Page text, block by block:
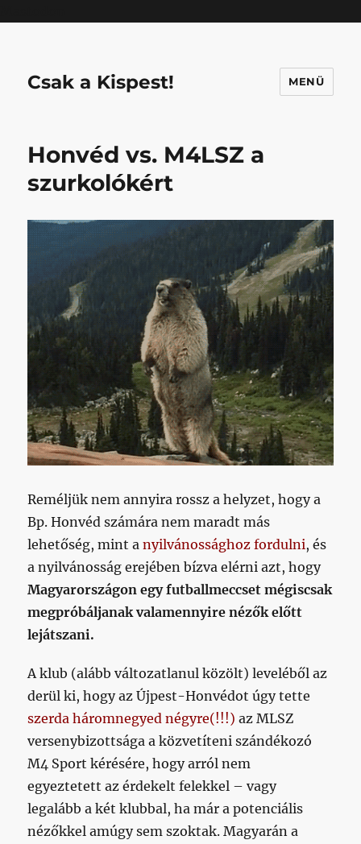
Csak a Kispest! MENÜ
Honvéd vs. M4LSZ a
szurkolókért
Reméljük nem annyira rossz a helyzet, hogy a
Bp. Honvéd számára nem maradt más
lehetőség, mint anyilvánossághoz fordulni, és
a nyilvánosság erejében bízva elérni azt, hogy
Magyarországon egy futballmeccset mégiscsak
megpróbáljanak valamennyire nézők előtt
lejátszani.
A klub (alább változatlanul közölt) leveléből az
derül ki, hogy az Újpest-Honvédot úgy tette
szerda háromnegyed négyre(!!!) az MLSZ
versenybizottsága a közvetíteni szándékozó
M4 Sport kérésére, hogy arról nem
egyeztetett az érdekelt felekkel – vagy
legalább a két klubbal, ha már a potenciális
nézőkkel amúgy sem szoktak. Magyarán a